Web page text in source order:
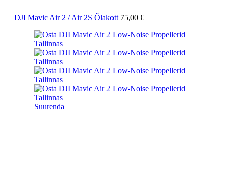
DJI Mavic Air 2 / Air 2S Õlakott 75,00 €
Suurenda